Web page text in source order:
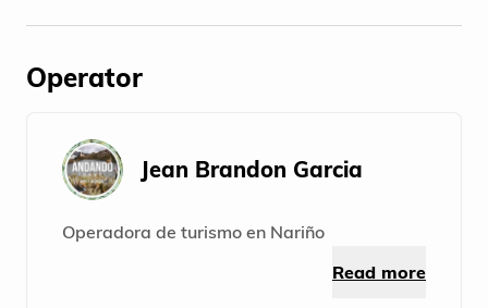
Operator
Jean Brandon Garcia
Operadora de turismo en Nariño
Read more